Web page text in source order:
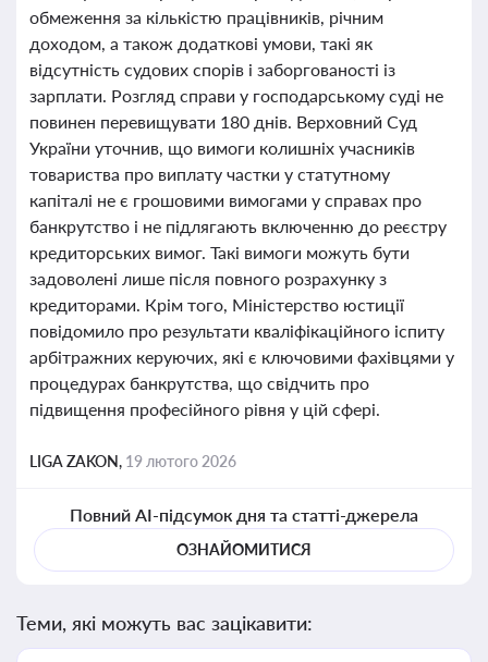
обмеження за кількістю працівників, річним
доходом, а також додаткові умови, такі як
відсутність судових спорів і заборгованості із
зарплати. Розгляд справи у господарському суді не
повинен перевищувати 180 днів. Верховний Суд
України уточнив, що вимоги колишніх учасників
товариства про виплату частки у статутному
капіталі не є грошовими вимогами у справах про
банкрутство і не підлягають включенню до реєстру
кредиторських вимог. Такі вимоги можуть бути
задоволені лише після повного розрахунку з
кредиторами. Крім того, Міністерство юстиції
повідомило про результати кваліфікаційного іспиту
арбітражних керуючих, які є ключовими фахівцями у
процедурах банкрутства, що свідчить про
підвищення професійного рівня у цій сфері.
LIGA ZAKON, 19 лютого 2026
Повний AI-підсумок дня та статті-джерела
ОЗНАЙОМИТИСЯ
Теми, які можуть вас зацікавити: